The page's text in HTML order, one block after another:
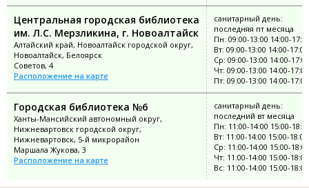
Центральная городская библиотека
им. Л.С. Мерзликина, г. Новоалтайск
Алтайский край, Новоалтайск городской округ,
Новоалтайск, Белоярск
Советов, 4
Расположение на карте
санитарный день:
последняя пт месяца
Пн: 09:00-13:00 14:00-
Вт: 09:00-13:00 14:00-17:00
Ср: 09:00-13:00 14:00-17:00
Чт: 09:00-13:00 14:00-17:00
Пт: 09:00-13:00 14:00-17:00
Городская библиотека №6
Ханты-Мансийский автономный округ,
Нижневартовск городской округ,
Нижневартовск, 5-й микрорайон
Маршала Жукова, 3
Расположение на карте
санитарный день:
последний вт месяца
Пн: 11:00-14:00 15:00-
Вт: 11:00-14:00 15:00-18:00
Ср: 11:00-14:00 15:00-18:00
Чт: 11:00-14:00 15:00-18:00
Вс: 11:00-14:00 15:00-18:00